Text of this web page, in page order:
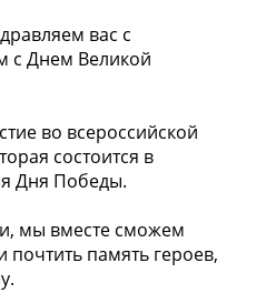
вас с
с Днем Великой
во всероссийской
состоится в
Дня Победы.
мы вместе сможем
почтить память героев,